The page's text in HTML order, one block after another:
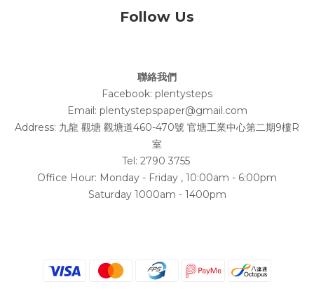
Follow Us
聯絡我們
Facebook: plentysteps
Email: plentystepspaper@gmail.com
Address: 九龍 觀塘 觀塘道460-470號 官塘工業中心第二期9樓R
室
Tel: 2790 3755
Office Hour: Monday - Friday , 10:00am - 6:00pm
Saturday 1000am - 1400pm